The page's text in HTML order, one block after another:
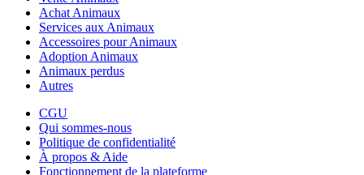
Achat Animaux
Services aux Animaux
Accessoires pour Animaux
Adoption Animaux
Animaux perdus
Autres
CGU
Qui sommes-nous
Politique de confidentialité
À propos & Aide
Fonctionnement de la plateforme